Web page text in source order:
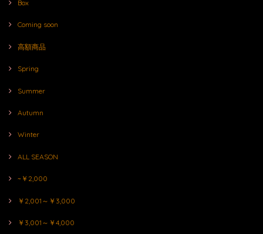
Box
Coming soon
高額商品
Spring
Summer
Autumn
Winter
ALL SEASON
~￥2,000
￥2,001～￥3,000
￥3,001～￥4,000